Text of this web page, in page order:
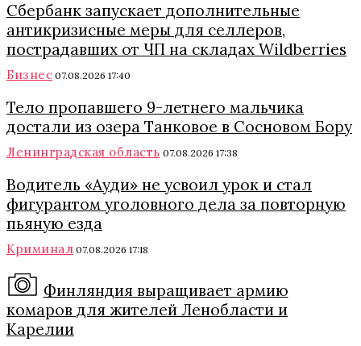
Сбербанк запускает дополнительные
антикризисные меры для селлеров,
пострадавших от ЧП на складах Wildberries
Бизнес 07.08.2026 17:40
Тело пропавшего 9-летнего мальчика
достали из озера Танковое в Сосновом Бору
Ленинградская область 07.08.2026 17:38
Водитель «Ауди» не усвоил урок и стал
фигурантом уголовного дела за повторную
пьяную езда
Криминал 07.08.2026 17:18
Финляндия выращивает армию
комаров для жителей Ленобласти и
Карелии